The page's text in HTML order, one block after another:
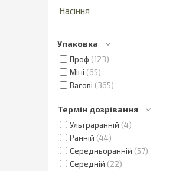
Насіння
Упаковка
Проф 123
Міні
65
Вагові
365
Термін дозрівання
Ультраранній 4
Ранній 44
Середньоранній
57
Середній
22